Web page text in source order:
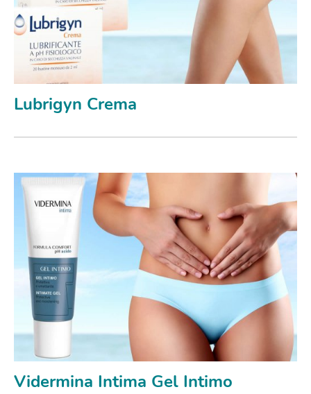
Lubrigyn Crema
Vidermina Intima Gel Intimo